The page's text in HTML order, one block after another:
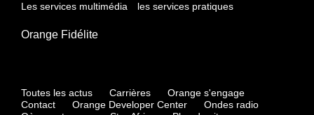
Les services multimédia les services pratiques
Orange Fidélite
Toutes les actus Carrières
Orange s'engage
Contact
Orange Developer Center
Ondes radio